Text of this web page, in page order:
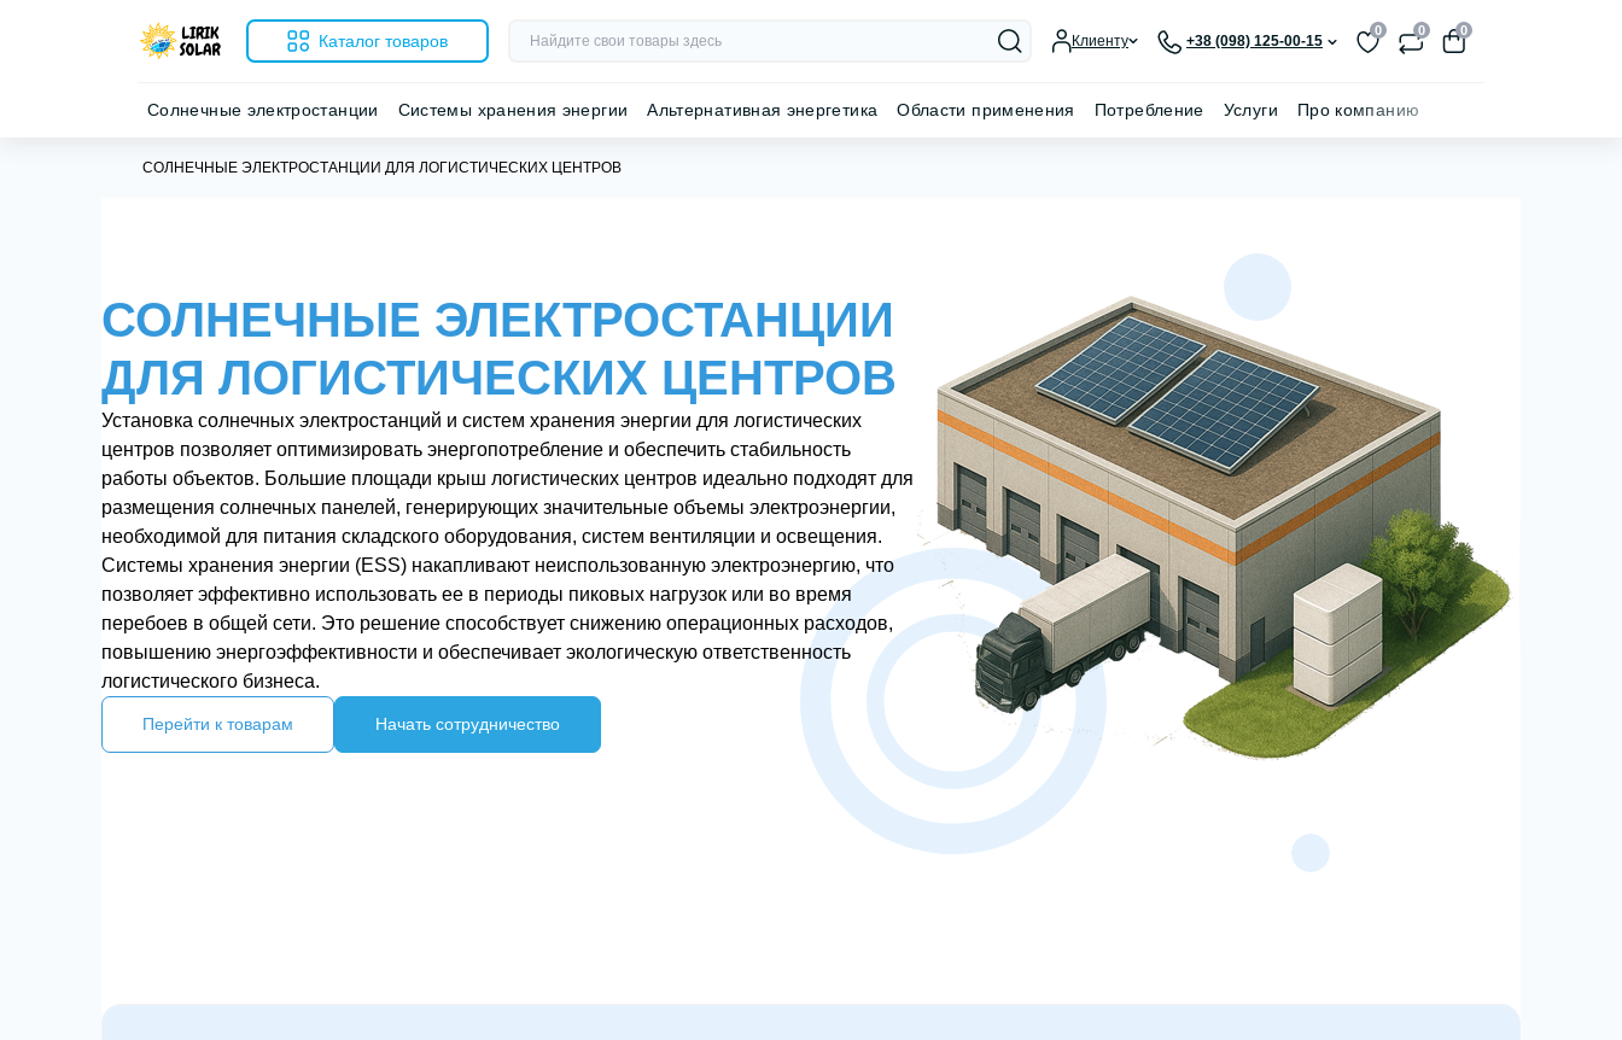
Каталог товаров Клиенту +38 (098) 125-00-15
0 0 0
Солнечные электростанции Системы хранения энергии Альтернативная энергетика Области применения Потребление Услуги Про компанию
СОЛНЕЧНЫЕ ЭЛЕКТРОСТАНЦИИ ДЛЯ ЛОГИСТИЧЕСКИХ ЦЕНТРОВ
СОЛНЕЧНЫЕ ЭЛЕКТРОСТАНЦИИ
ДЛЯ ЛОГИСТИЧЕСКИХ ЦЕНТРОВ
Установка солнечных электростанций и систем хранения энергии для логистических
центров позволяет оптимизировать энергопотребление и обеспечить стабильность
работы объектов. Большие площади крыш логистических центров идеально подходят для
размещения солнечных панелей, генерирующих значительные объемы электроэнергии,
необходимой для питания складского оборудования, систем вентиляции и освещения.
Системы хранения энергии (ESS) накапливают неиспользованную электроэнергию, что
позволяет эффективно использовать ее в периоды пиковых нагрузок или во время
перебоев в общей сети. Это решение способствует снижению операционных расходов,
повышению энергоэффективности и обеспечивает экологическую ответственность
логистического бизнеса.
Перейти к товарам Начать сотрудничество